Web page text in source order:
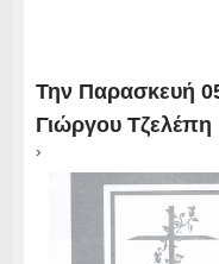
Την Παρασκευή
Γιώργου Τζελέπη
›